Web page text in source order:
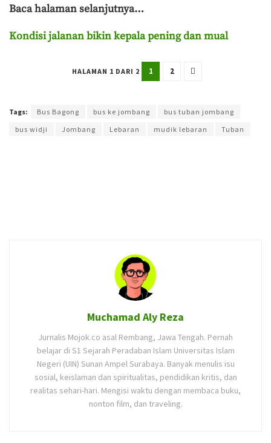
Baca halaman selanjutnya…
Kondisi jalanan bikin kepala pening dan mual
HALAMAN 1 DARI 2 1 2
Tags: Bus Bagong bus ke jombang
bus tuban jombang
bus widji
Jombang Lebaran mudik lebaran Tuban
Muchamad Aly Reza
Jurnalis Mojok.co asal Rembang, Jawa Tengah. Pernah
belajar di S1 Sejarah Peradaban Islam Universitas Islam
Negeri (UIN) Sunan Ampel Surabaya. Banyak menulis isu
sosial, keislaman dan spiritualitas, pendidikan kritis, dan
realitas sehari-hari. Mengisi waktu dengan membaca buku,
nonton film, dan traveling.